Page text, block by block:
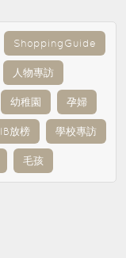
ShoppingGuide
人物專訪
幼稚園 孕婦
IB放榜 學校專訪
毛孩